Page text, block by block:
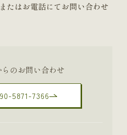
たはお電話にてお問い合わせ
のお問い合わせ
5871-7366